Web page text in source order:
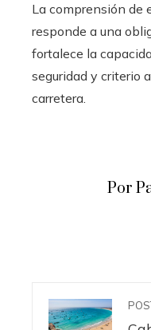
La comprensión de
responde a una
fortalece la
seguridad y criterio
carretera.
Por